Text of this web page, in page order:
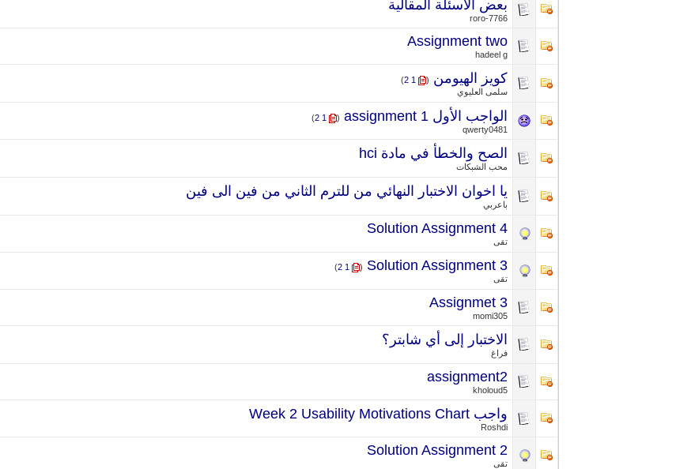
بعض الاسئلة المقالية
roro-7766
Assignment two
hadeel g
كويز الهيومن (
1
2
)
سلمى العليوي
الواجب الأول assignment 1 (
1
2
)
qwerty0481
الصح والخطأ في مادة hci
محب الشبكات
يا اخوان الاختبار النهائي من للترم الثاني من فين الى فين
باعربي
Solution Assignment 4
تقى
Solution Assignment 3
(
1
2
)
تقى
Assignmet 3
momi305
الاختبار إلى أي شابتر؟
فراغ
assignment2
kholoud5
واجب Week 2 Usability Motivations Chart
Roshdi
Solution Assignment 2
تقى